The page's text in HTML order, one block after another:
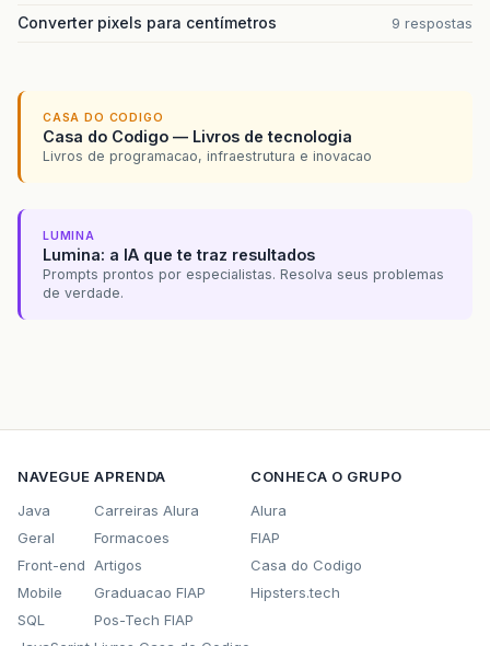
Converter pixels para centímetros 9 respostas
CASA DO CODIGO
Casa do Codigo — Livros de tecnologia
Livros de programacao, infraestrutura e inovacao
LUMINA
Lumina: a IA que te traz resultados
Prompts prontos por especialistas. Resolva seus problemas
de verdade.
NAVEGUE
Java
Geral
Front-end
Mobile
SQL
APRENDA
Carreiras Alura
Formacoes
Artigos
Graduacao FIAP
Pos-Tech FIAP
CONHECA O GRUPO
Alura
FIAP
Casa do Codigo
Hipsters.tech